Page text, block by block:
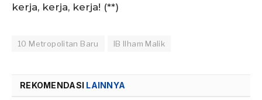
kerja, kerja, kerja! (**)
10 Metropolitan Baru IB Ilham Malik
REKOMENDASI LAINNYA